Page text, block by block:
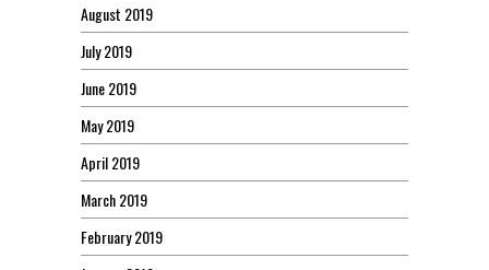
August 2019
July 2019
June 2019
May 2019
April 2019
March 2019
February 2019